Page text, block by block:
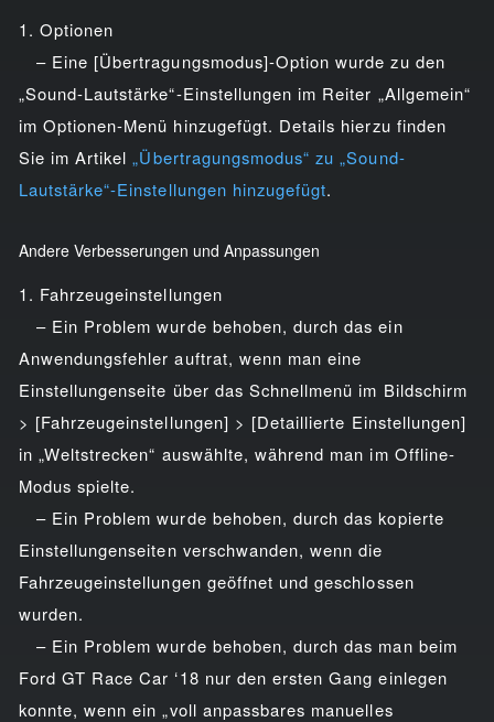
1. Optionen
– Eine [Übertragungsmodus]-Option wurde zu den
„Sound-Lautstärke“-Einstellungen im Reiter „Allgemein“
im Optionen-Menü hinzugefügt. Details hierzu finden
Sie im Artikel„Übertragungsmodus“ zu „Sound-
Lautstärke“-Einstellungen hinzugefügt.
Andere Verbesserungen und Anpassungen
1. Fahrzeugeinstellungen
– Ein Problem wurde behoben, durch das ein
Anwendungsfehler auftrat, wenn man eine
Einstellungenseite über das Schnellmenü im Bildschirm
> [Fahrzeugeinstellungen] > [Detaillierte Einstellungen]
in „Weltstrecken“ auswählte, während man im Offline-
Modus spielte.
– Ein Problem wurde behoben, durch das kopierte
Einstellungenseiten verschwanden, wenn die
Fahrzeugeinstellungen geöffnet und geschlossen
wurden.
– Ein Problem wurde behoben, durch das man beim
Ford GT Race Car ‘18 nur den ersten Gang einlegen
konnte, wenn ein „voll anpassbares manuelles